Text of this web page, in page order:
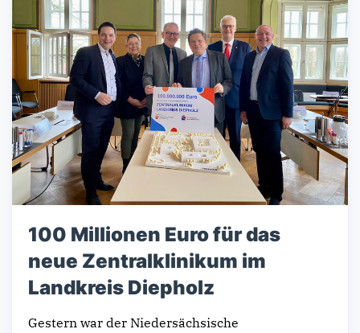
100 Millionen Euro für das
neue Zentralklinikum im
Landkreis Diepholz
Gestern war der Niedersächsische